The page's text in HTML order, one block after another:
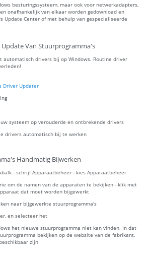
besturingssysteem, maar ook voor netwerkadapters,
onafhankelijk van elkaar worden gedownload en
Update Center of met behulp van gespecialiseerde
Update Van Stuurprogramma's
automatisch drivers bij op Windows. Routine driver
Driver Updater
systeem op verouderde en ontbrekende drivers
drivers automatisch bij te werken
Handmatig Bijwerken
- schrijf Apparaatbeheer - kies Apparaatbeheer
om de namen van de apparaten te bekijken - klik met
dat moet worden bijgewerkt
naar bijgewerkte stuurprogramma's
en selecteer het
het nieuwe stuurprogramma niet kan vinden. In dat
bekijken op de website van de fabrikant,
zijn